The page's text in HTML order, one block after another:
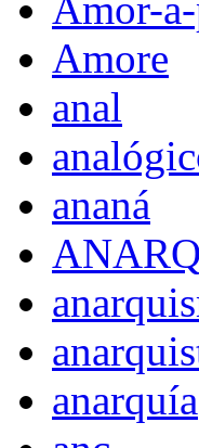
Amor-
Amore
anal
ananá
anarquía